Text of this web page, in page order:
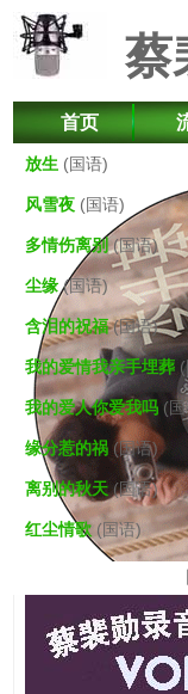
蔡
首页
放生 (国语)
风雪夜 (国语)
多情伤离别(国语)
尘缘(国语)
含泪的祝福(国语)
我的爱情我亲手埋葬
我的爱人你爱我吗 (
缘分惹的祸 (国语)
离别的秋天(国语)
红尘情歌 (国语)